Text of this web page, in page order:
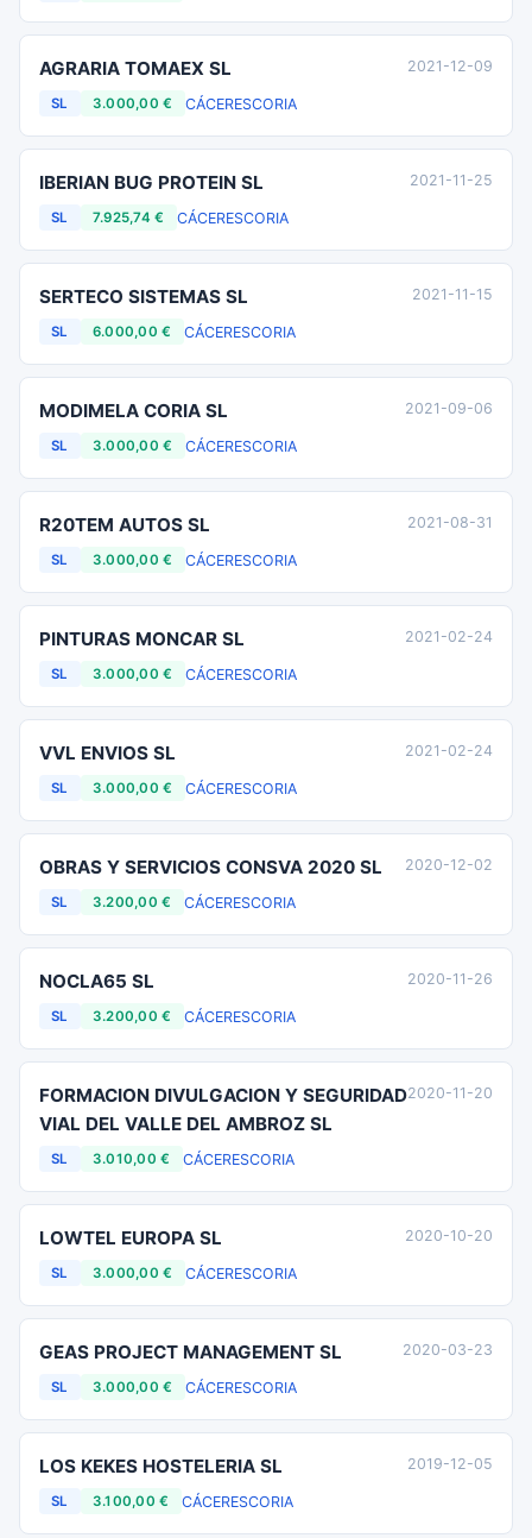
AGRARIA TOMAEX SL
SL 3.000,00 € CÁCERESCORIA
2021-12-09
IBERIAN BUG PROTEIN SL
SL 7.925,74 € CÁCERESCORIA
2021-11-25
SERTECO SISTEMAS SL
SL 6.000,00 € CÁCERESCORIA
2021-11-15
MODIMELA CORIA SL
SL 3.000,00 € CÁCERESCORIA
2021-09-06
R20TEM AUTOS SL
SL 3.000,00 € CÁCERESCORIA
2021-08-31
PINTURAS MONCAR SL
SL 3.000,00 € CÁCERESCORIA
2021-02-24
VVL ENVIOS SL
SL 3.000,00 € CÁCERESCORIA
2021-02-24
OBRAS Y SERVICIOS CONSVA 2020 SL
SL 3.200,00 € CÁCERESCORIA
2020-12-02
NOCLA65 SL
SL 3.200,00 € CÁCERESCORIA
2020-11-26
FORMACION DIVULGACION Y SEGURIDAD
VIAL DEL VALLE DEL AMBROZ SL
SL 3.010,00 € CÁCERESCORIA
2020-11-20
LOWTEL EUROPA SL
SL 3.000,00 € CÁCERESCORIA
2020-10-20
GEAS PROJECT MANAGEMENT SL
SL 3.000,00 € CÁCERESCORIA
2020-03-23
LOS KEKES HOSTELERIA SL
SL 3.100,00 € CÁCERESCORIA
2019-12-05